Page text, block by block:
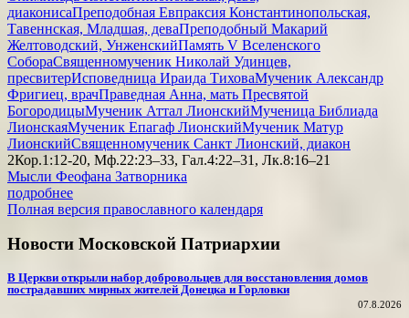
диаконисаПреподобная Евпраксия Константинопольская,
Тавеннская, Младшая, деваПреподобный Макарий
Желтоводский, УнженскийПамять V Вселенского
СобораСвященномученик Николай Удинцев,
пресвитерИсповедница Ираида ТиховаМученик Александр
Фригиец, врачПраведная Анна, мать Пресвятой
БогородицыМученик Аттал ЛионскийМученица Библиада
ЛионскаяМученик Епагаф ЛионскийМученик Матур
ЛионскийСвященномученик Санкт Лионский, диакон
2Кор.1:12-20, Мф.22:23–33, Гал.4:22–31, Лк.8:16–21
Мысли Феофана Затворника
подробнее
Полная версия православного календаря
Новости Московской Патриархии
В Церкви открыли набор добровольцев для восстановления домов
пострадавших мирных жителей Донецка и Горловки
07.8.2026